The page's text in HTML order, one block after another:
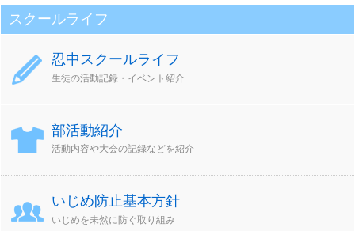
スクールライフ
忍中スクールライフ
生徒の活動記録・イベント紹介
部活動紹介
活動内容や大会の記録などを紹介
いじめ防止基本方針
いじめを未然に防ぐ取り組み